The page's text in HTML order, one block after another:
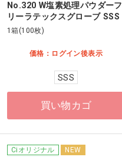
No.320 W塩素処理パウダーフ
リーラテックスグローブ SSS
1箱(100枚)
価格：ログイン後表示
SSS
買い物カゴ
Ciオリジナル
NEW